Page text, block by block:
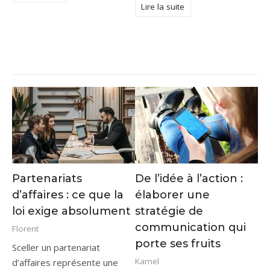
Lire la suite
Partenariats
d’affaires : ce que la
loi exige absolument
Florent
Sceller un partenariat
d’affaires représente une
De l’idée à l’action :
élaborer une
stratégie de
communication qui
porte ses fruits
Kamel